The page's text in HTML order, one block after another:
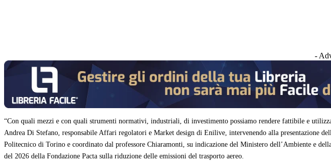
-
“Con quali mezzi e con quali strumenti normativi, industriali, di investimento possiamo rendere fattibile e
Andrea Di Stefano, responsabile Affari regolatori e Market design di Enilive, intervenendo alla presentazione
Politecnico di Torino e coordinato dal professore Chiaramonti, su indicazione del Ministero dell’Ambiente e
del 2026 della Fondazione Pacta sulla riduzione delle emissioni del trasporto aereo.